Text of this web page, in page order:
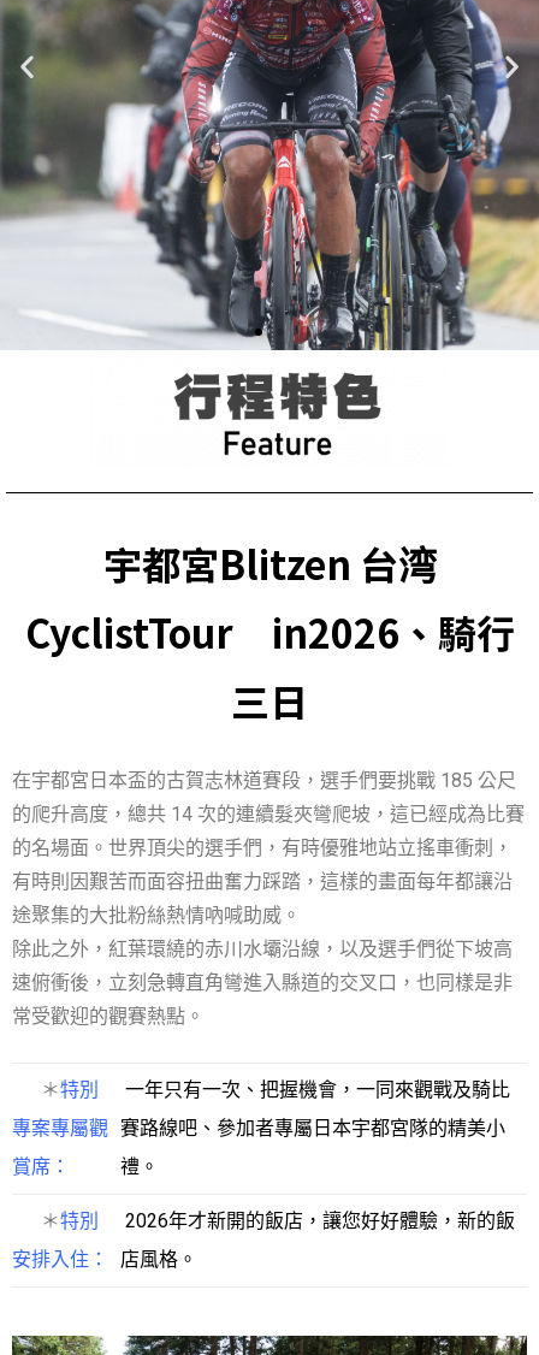
宇都宮Blitzen 台湾
CyclistTour
in2026、騎行
三日
在宇都宮日本盃的古賀志林道賽段，選手們要挑戰 185 公尺
的爬升高度，總共 14 次的連續髮夾彎爬坡，這已經成為比賽
的名場面。世界頂尖的選手們，有時優雅地站立搖車衝刺，
有時則因艱苦而面容扭曲奮力踩踏，這樣的畫面每年都讓沿
途聚集的大批粉絲熱情吶喊助威。
除此之外，紅葉環繞的赤川水壩沿線，以及選手們從下坡高
速俯衝後，立刻急轉直角彎進入縣道的交叉口，也同樣是非
常受歡迎的觀賽熱點。
＊特別
專案專屬觀
賞席：
一年只有一次、把握機會，一同來觀戰及騎比
賽路線吧、參加者專屬日本宇都宮隊的精美小
禮。
＊特別
安排入住：
2026年才新開的飯店，讓您好好體驗，新的飯
店風格。